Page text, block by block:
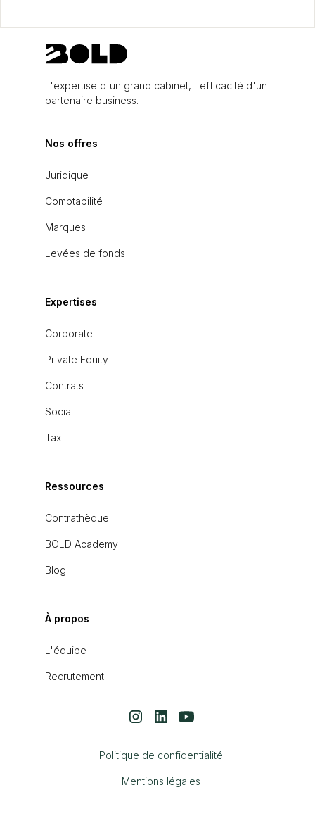
L'expertise d'un grand cabinet, l'efficacité d'un
partenaire business.
Nos offres
Juridique
Comptabilité
Marques
Levées de fonds
Expertises
Corporate
Private Equity
Contrats
Social
Tax
Ressources
Contrathèque
BOLD Academy
Blog
À propos
L'équipe
Recrutement
Politique de confidentialité
Mentions légales